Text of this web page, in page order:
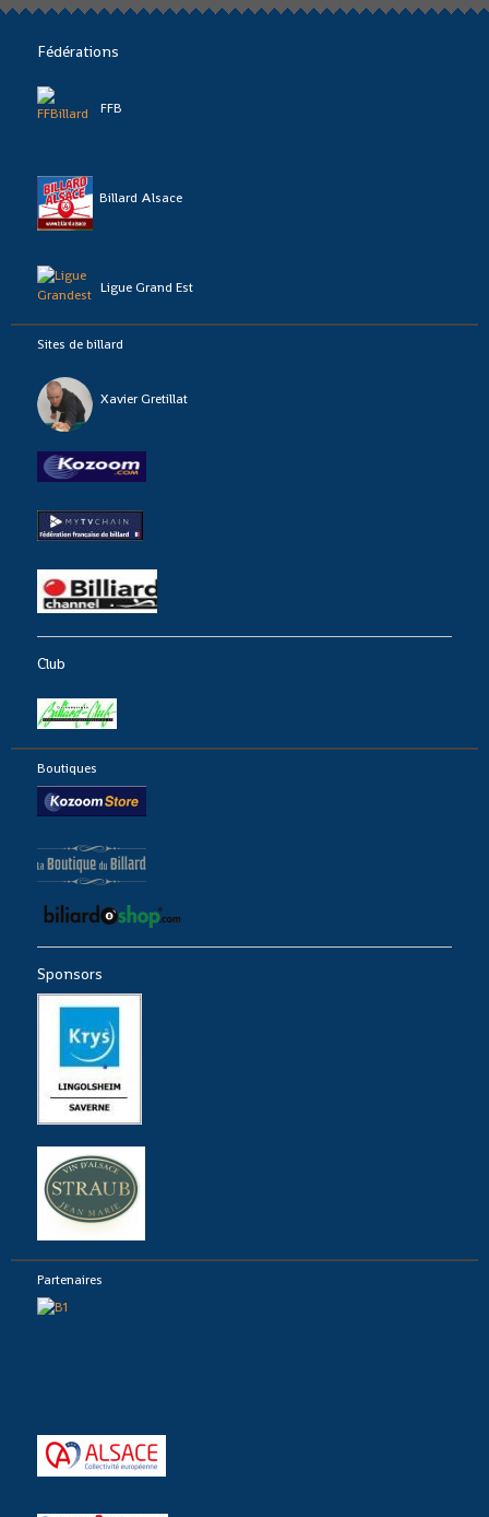
Fédérations
FFB
Billard Alsace
Ligue Grand Est
Sites de billard
Xavier Gretillat
Club
Boutiques
Sponsors
Partenaires